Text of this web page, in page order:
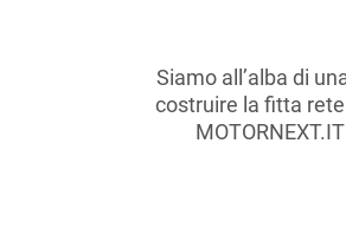
Siamo all’alba di
costruire la fitta